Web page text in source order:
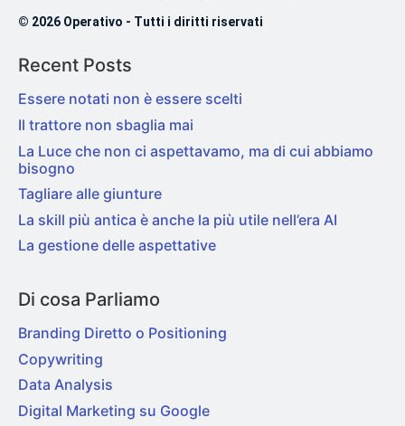
© 2026 Operativo - Tutti i diritti riservati
Recent Posts
Essere notati non è essere scelti
Il trattore non sbaglia mai
La Luce che non ci aspettavamo, ma di cui abbiamo
bisogno
Tagliare alle giunture
La skill più antica è anche la più utile nell’era AI
La gestione delle aspettative
Di cosa Parliamo
Branding Diretto o Positioning
Copywriting
Data Analysis
Digital Marketing su Google